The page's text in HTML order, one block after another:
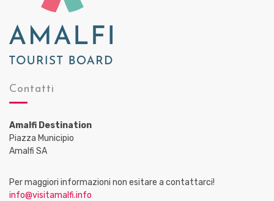
Contatti
Amalfi Destination
Piazza Municipio
Amalfi SA
Per maggiori informazioni non esitare a contattarci!
info@visitamalfi.info